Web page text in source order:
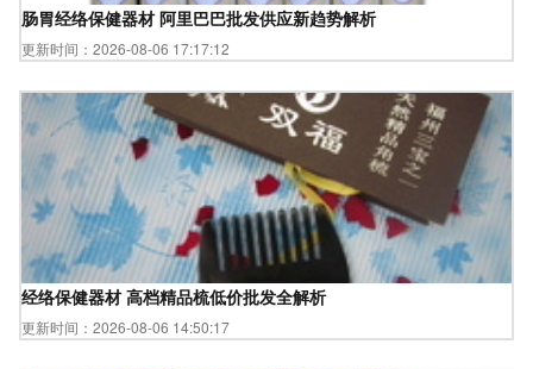
肠胃经络保健器材 阿里巴巴批发供应新趋势解析
更新时间：2026-08-06 17:17:12
经络保健器材 高档精品梳低价批发全解析
更新时间：2026-08-06 14:50:17